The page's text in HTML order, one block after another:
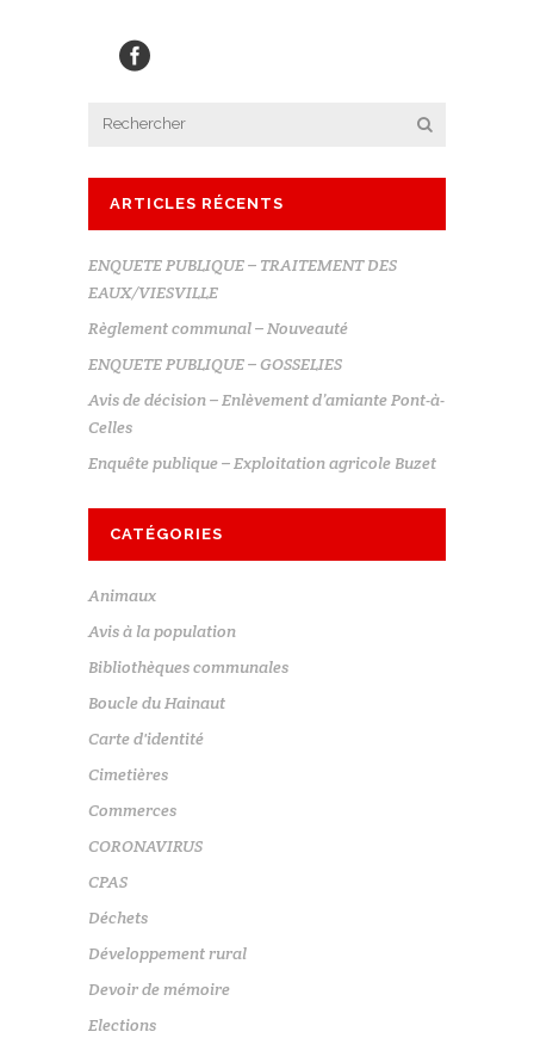
ARTICLES RÉCENTS
ENQUETE PUBLIQUE – TRAITEMENT DES
EAUX/VIESVILLE
Règlement communal – Nouveauté
ENQUETE PUBLIQUE – GOSSELIES
Avis de décision – Enlèvement d’amiante Pont-à-
Celles
Enquête publique – Exploitation agricole Buzet
CATÉGORIES
Animaux
Avis à la population
Bibliothèques communales
Boucle du Hainaut
Carte d'identité
Cimetières
Commerces
CORONAVIRUS
CPAS
Déchets
Développement rural
Devoir de mémoire
Elections